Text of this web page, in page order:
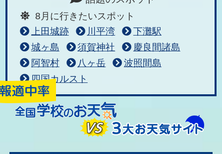
8月に行きたいスポット
上田城跡
川平湾
下灘駅
城ヶ島
須賀神社
慶良間諸島
阿智村
八ヶ岳
波照間島
四国カルスト